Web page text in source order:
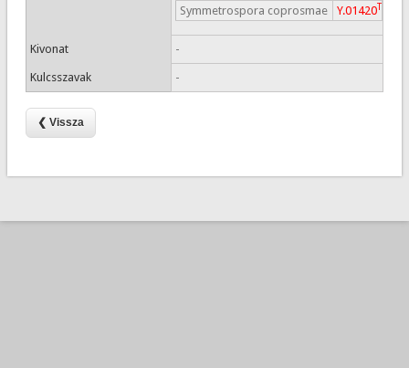
Symmetrospora coprosmae Y.01420T
Kivonat -
Kulcsszavak -